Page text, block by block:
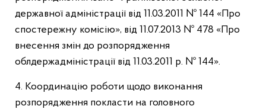
державної адміністрації від 11.03.2011 № 144 «Про
спостережну комісію», від 11.07.2013 № 478 «Про
внесення змін до розпорядження
облдержадміністрації від 11.03.2011 р. № 144».
4. Координацію роботи щодо виконання
розпорядження покласти на головного